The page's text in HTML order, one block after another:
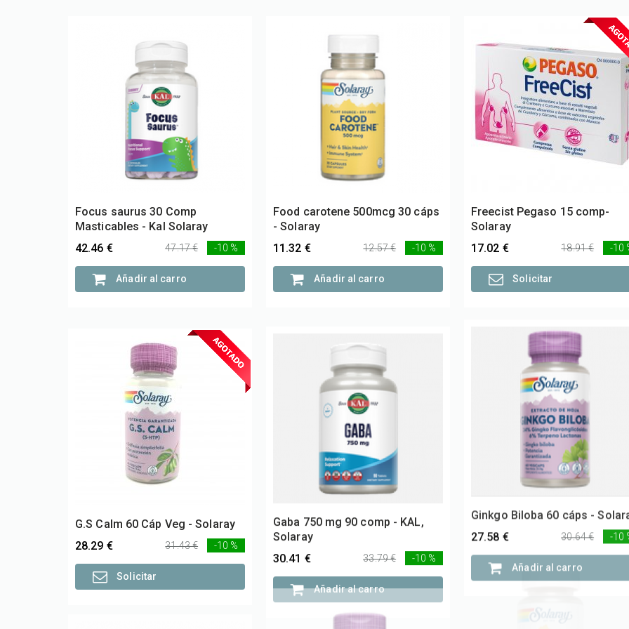
Focus saurus 30 Comp
Masticables - Kal Solaray
42.46 €
47.17 € -10 %
Añadir al carro
Food carotene 500mcg 30 cáps
- Solaray
11.32 €
12.57 € -10 %
Añadir al carro
Freecist Pegaso 15 comp-
Solaray
17.02 €
18.91 € -10
Solicitar
G.S Calm 60 Cáp Veg - Solaray
28.29 €
31.43 € -10 %
Solicitar
Gaba 750 mg 90 comp - KAL,
Solaray
30.41 €
33.79 € -10 %
Añadir al carro
Ginkgo Biloba 60 cáps -
27.58 €
-10